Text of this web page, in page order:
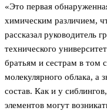
«Это первая
химическим различием,
рассказал руководитель
технического
братьям и сестрам в том
молекулярного облака, а
состав. Как и у
элементов могут